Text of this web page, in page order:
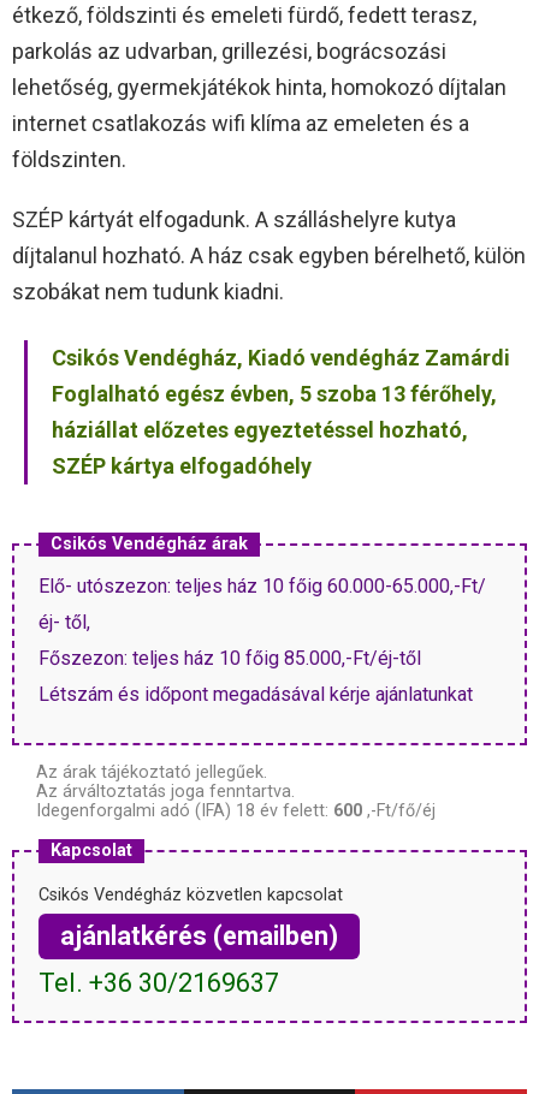
étkező, földszinti és emeleti fürdő, fedett terasz,
parkolás az udvarban, grillezési, bográcsozási
lehetőség, gyermekjátékok hinta, homokozó díjtalan
internet csatlakozás wifi klíma az emeleten és a
földszinten.
SZÉP kártyát elfogadunk. A szálláshelyre kutya
díjtalanul hozható. A ház csak egyben bérelhető, külön
szobákat nem tudunk kiadni.
Csikós Vendégház, Kiadó vendégház Zamárdi
Foglalható egész évben, 5 szoba 13 férőhely,
háziállat előzetes egyeztetéssel hozható,
SZÉP kártya elfogadóhely
Csikós Vendégház árak
Elő- utószezon: teljes ház 10 főig 60.000-65.000,-Ft/
éj- től,
Főszezon: teljes ház 10 főig 85.000,-Ft/éj-től
Létszám és időpont megadásával kérje ajánlatunkat
Az árak tájékoztató jellegűek.
Az árváltoztatás joga fenntartva.
Idegenforgalmi adó (IFA) 18 év felett: 600 ,-Ft/fő/éj
Kapcsolat
Csikós Vendégház közvetlen kapcsolat
ajánlatkérés (emailben)
Tel. +36 30/2169637